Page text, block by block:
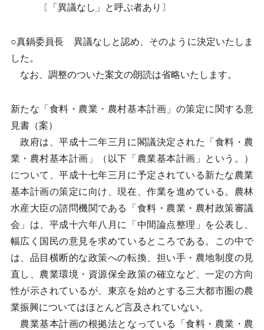
〔「異議なし」と呼ぶ者あり〕
○真鍋委員長 異議なしと認め、そのように決定いたしま
した。
なお、調整のついた案文の朗読は省略いたします。
新たな「食料・農業・農村基本計画」の策定に関する意
見書（案）
政府は、平成十二年三月に閣議決定された「食料・農
業・農村基本計画」（以下「農業基本計画」という。）
について、平成十七年三月に予定されている新たな農業
基本計画の策定に向け、現在、作業を進めている。農林
水産大臣の諮問機関である「食料・農業・農村政策審議
会」は、平成十六年八月に「中間論点整理」を公表し、
幅広く国民の意見を求めているところである。この中で
は、品目横断的な政策への転換、担い手・農地制度の見
直し、農業環境・資源保全政策の確立など、一定の方向
性が示されているが、東京を始めとする三大都市圏の農
業振興についてはほとんど言及されていない。
農業基本計画の根拠法となっている「食料・農業・農